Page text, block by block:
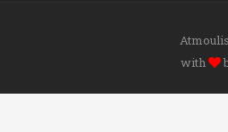
with